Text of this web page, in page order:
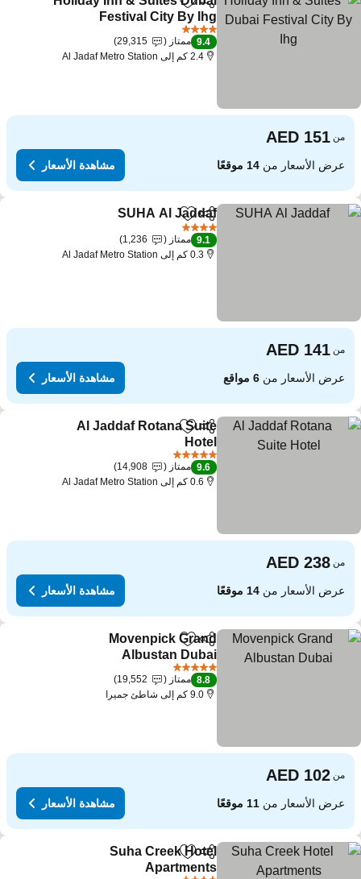
مشاركةAdd to favorites
Festival City By Ihg
9.4 ممتاز
29,315
2.4 كم إلى Al Jadaf Metro Station
من
عرض الأسعار من14 موقعًا مشاهدة الأسعار
مشاركةAdd to favorites
SUHA Al Jaddaf
9.1 ممتاز
1,236
0.3 كم إلى Al Jadaf Metro Station
من
عرض الأسعار من6 مواقع مشاهدة الأسعار
مشاركةAdd to favorites
Al Jaddaf Rotana Suite
Hotel
9.6 ممتاز
14,908
0.6 كم إلى Al Jadaf Metro Station
من
عرض الأسعار من14 موقعًا مشاهدة الأسعار
مشاركةAdd to favorites
Movenpick Grand
Albustan Dubai
8.8 ممتاز
19,552
9.0 كم إلى شاطئ جميرا
من
عرض الأسعار من11 موقعًا مشاهدة الأسعار
مشاركةAdd to favorites
Suha Creek Hotel
Apartments